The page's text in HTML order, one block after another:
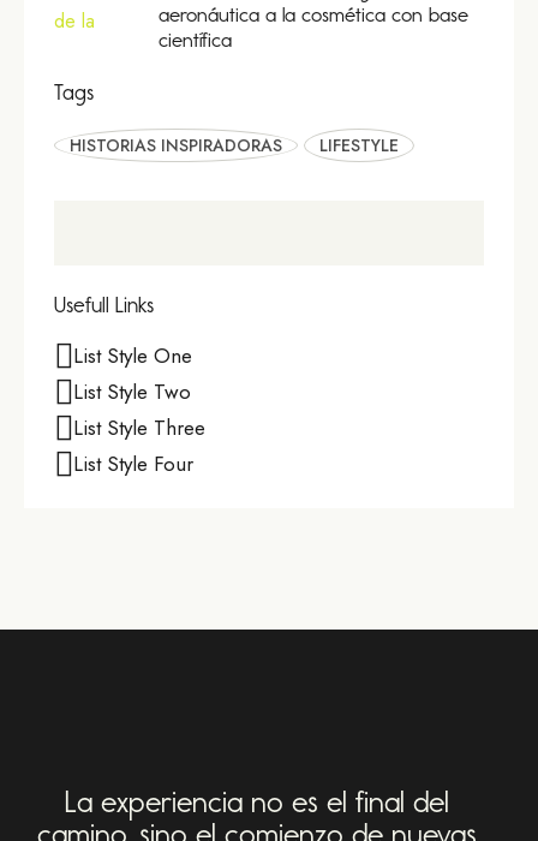
aeronáutica a la cosmética con base
científica
Tags
HISTORIAS INSPIRADORAS LIFESTYLE
Usefull Links
List Style One
List Style Two
List Style Three
List Style Four
La experiencia no es el final del